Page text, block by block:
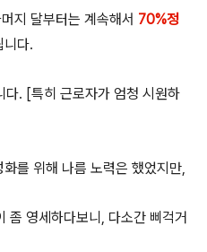
지 달부터는 계속해서 70%정
니다.
다. [특히 근로자가 엄청 시원하
를 위해 나름 노력은 했었지만,
좀 영세하다보니, 다소간 삐걱거